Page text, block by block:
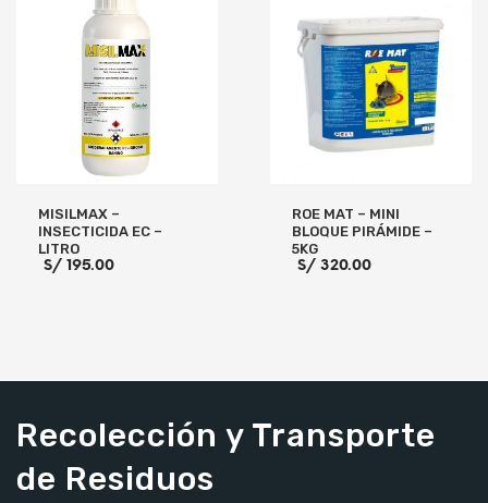
AÑADIR AL CARRITO
MISILMAX –
INSECTICIDA EC –
LITRO
S/ 195.00
ROE MAT – MINI
BLOQUE PIRÁMIDE –
5KG
S/320.00
Recolección y Transporte
de Residuos